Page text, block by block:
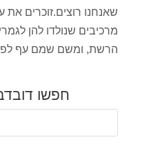
מרכיבים שנולדו להן
הרשת, ומשם שמם עף
חפשו